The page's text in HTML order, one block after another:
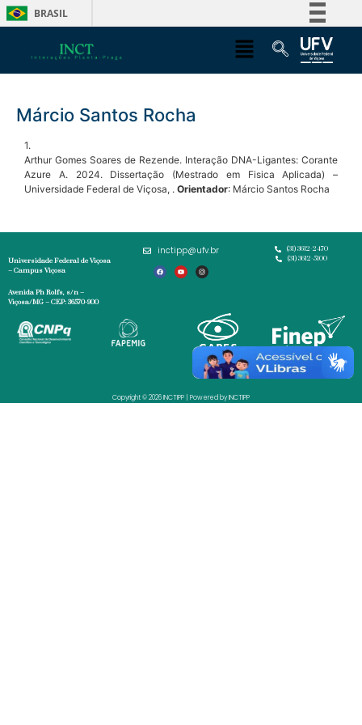
BRASIL
Simplifique!
Canais
Márcio Santos Rocha
1.
Arthur Gomes Soares de Rezende. Interação DNA-Ligantes: Corante
Azure A. 2024. Dissertação (Mestrado em Fisica Aplicada) –
Universidade Federal de Viçosa, . Orientador: Márcio Santos Rocha
Universidade Federal de Viçosa
– Campus Viçosa
Avenida Ph Rolfs, s/n –
Viçosa/MG – CEP: 36570-900
inctipp@ufv.br
(31) 3612-2470
(31) 3612-5100
Copyright © 2026 INCTIPP | Powered by INCTIPP